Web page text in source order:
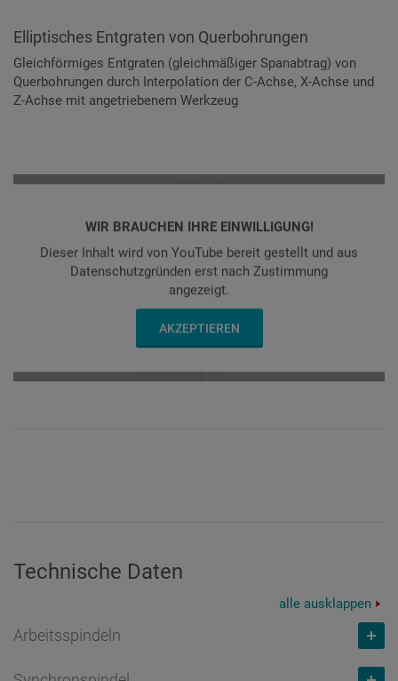
Elliptisches Entgraten von Querbohrungen
Gleichförmiges Entgraten (gleichmäßiger Spanabtrag) von
Querbohrungen durch Interpolation der C-Achse, X-Achse und
Z-Achse mit angetriebenem Werkzeug
WIR BRAUCHEN IHRE EINWILLIGUNG!
Dieser Inhalt wird von YouTube bereit gestellt und aus
Datenschutzgründen erst nach Zustimmung
angezeigt.
AKZEPTIEREN
Technische Daten
alle ausklappen
Arbeitsspindeln